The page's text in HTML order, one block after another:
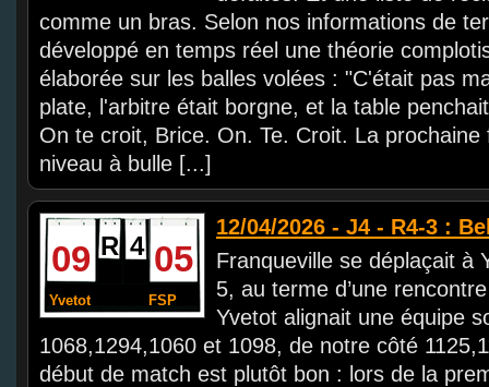
comme un bras. Selon nos informations de
développé en temps réel une théorie
élaborée sur les balles volées : "C'était pas
plate, l'arbitre était borgne, et la table
On te croit, Brice. On. Te. Croit. La
niveau à bulle [...]
R 4
09 05
Yvetot FSP
12/04/2026 - J4 - R4-3 :
Franqueville se déplaçait à
5, au terme d’une
Yvetot alignait une équipe
1068,1294,1060 et 1098, de notre côté
début de match est plutôt bon : lors de la